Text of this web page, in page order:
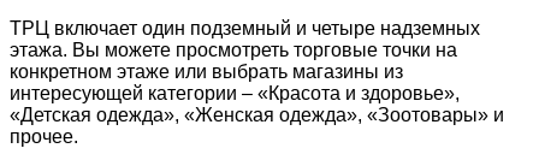
ТРЦ включает один подземный и четыре надземных
этажа. Вы можете просмотреть торговые точки на
конкретном этаже или выбрать магазины из
интересующей категории – «Красота и здоровье»,
«Детская одежда», «Женская одежда», «Зоотовары» и
прочее.